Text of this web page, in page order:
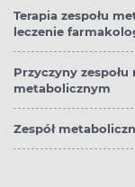
Terapia zespołu
leczenie
Przyczyny
metabolicznym
Zespół